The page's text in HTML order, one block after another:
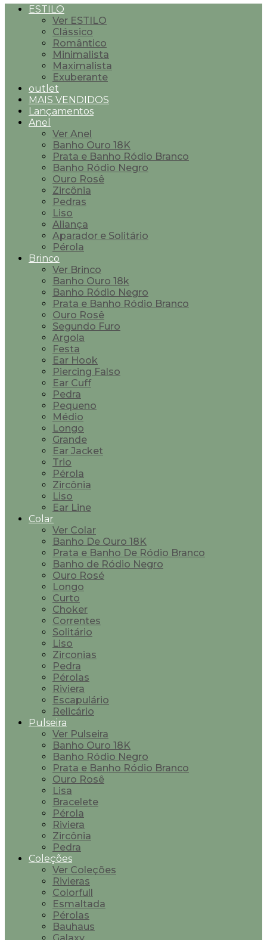
ESTILO
Ver ESTILO
Clássico
Romântico
Minimalista
Maximalista
Exuberante
outlet
MAIS VENDIDOS
Lançamentos
Anel
Ver Anel
Banho Ouro 18K
Prata e Banho Ródio Branco
Banho Ródio Negro
Ouro Rosê
Zircônia
Pedras
Liso
Aliança
Aparador e Solitário
Pérola
Brinco
Ver Brinco
Banho Ouro 18k
Banho Ródio Negro
Prata e Banho Ródio Branco
Ouro Rosê
Segundo Furo
Argola
Festa
Ear Hook
Piercing Falso
Ear Cuff
Pedra
Pequeno
Médio
Longo
Grande
Ear Jacket
Trio
Pérola
Zircônia
Liso
Ear Line
Colar
Ver Colar
Banho De Ouro 18K
Prata e Banho De Ródio Branco
Banho de Ródio Negro
Ouro Rosé
Longo
Curto
Choker
Correntes
Solitário
Liso
Zirconias
Pedra
Pérolas
Riviera
Escapulário
Relicário
Pulseira
Ver Pulseira
Banho Ouro 18K
Banho Ródio Negro
Prata e Banho Ródio Branco
Ouro Rosê
Lisa
Bracelete
Pérola
Riviera
Zircônia
Pedra
Coleções
Ver Coleções
Rivieras
Colorfull
Esmaltada
Pérolas
Bauhaus